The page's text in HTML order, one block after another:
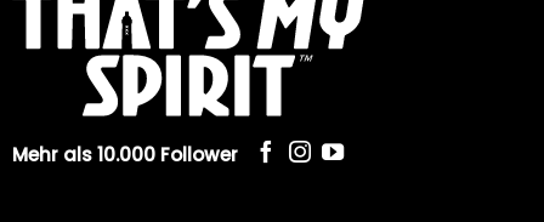
Mehr als 10.000 Follower